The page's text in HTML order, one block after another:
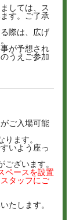
しては、ス
す。ご了承
際は、広げ
が予想され
うえご参加
ご入場可能
ます。
いよう座っ
ざいます。
ペースを設置
タッフにご
たします。